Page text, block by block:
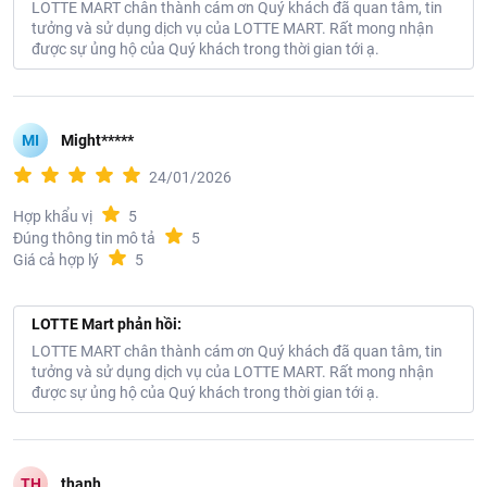
Địa chỉ: Tầng 6-7, Tòa nhà Mê Linh Point, Số 2, Đường Ngô Đức
Kế, Phường Sài Gòn, Thành phố Hồ Chí Minh, Việt Nam
LOTTE MART chân thành cám ơn Quý khách đã quan tâm, tin
tưởng và sử dụng dịch vụ của LOTTE MART. Rất mong nhận
được sự ủng hộ của Quý khách trong thời gian tới ạ.
MI Might*****
24/01/2026
Hợp khẩu vị
5
Đúng thông tin mô tả
5
Giá cả hợp lý
5
LOTTE Mart phản hồi:
LOTTE MART chân thành cám ơn Quý khách đã quan tâm, tin
tưởng và sử dụng dịch vụ của LOTTE MART. Rất mong nhận
được sự ủng hộ của Quý khách trong thời gian tới ạ.
TH thanh